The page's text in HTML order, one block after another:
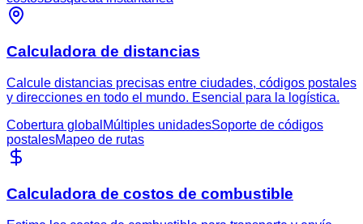
Calculadora de distancias
Calcule distancias precisas entre ciudades, códigos postales
y direcciones en todo el mundo. Esencial para la logística.
Cobertura global Múltiples unidadesSoporte de códigos
postalesMapeo de rutas
Calculadora de costos de combustible